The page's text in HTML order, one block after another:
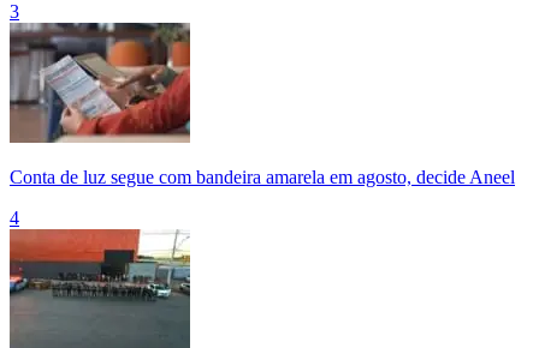
3
Conta de luz segue com bandeira amarela em agosto, decide Aneel
4